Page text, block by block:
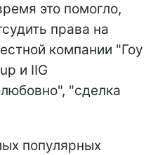
это помогло,
права на
компании "Гоу
и IIG
"сделка
популярных